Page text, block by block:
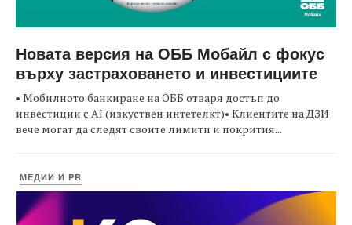
Новата версия на ОББ Мобайл с фокус
върху застраховането и инвестициите
• Мобилното банкиране на ОББ отваря достъп до
инвестиции с AI (изкуствен интетелкт)• Клиентите на ДЗИ
вече могат да следят своите лимити и покрития...
МЕДИИ И PR